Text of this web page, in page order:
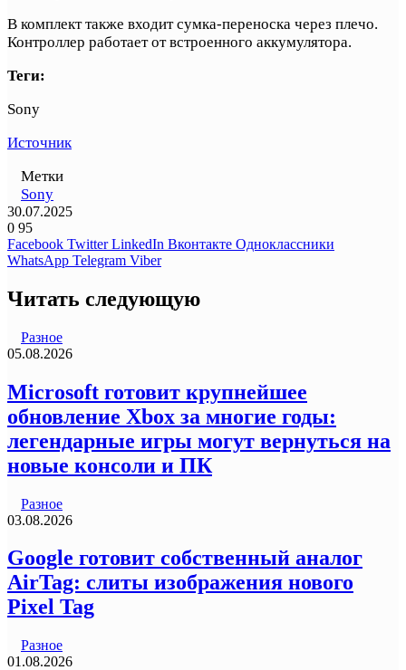
В комплект также входит сумка-переноска через плечо.
Контроллер работает от встроенного аккумулятора.
Теги:
Sony
Источник
Метки
Sony
30.07.2025
0 95
Facebook Twitter LinkedIn Вконтакте Одноклассники
WhatsApp Telegram Viber
Читать следующую
Разное
05.08.2026
Microsoft готовит крупнейшее
обновление Xbox за многие годы:
легендарные игры могут вернуться на
новые консоли и ПК
Разное
03.08.2026
Google готовит собственный аналог
AirTag: слиты изображения нового
Pixel Tag
Разное
01.08.2026